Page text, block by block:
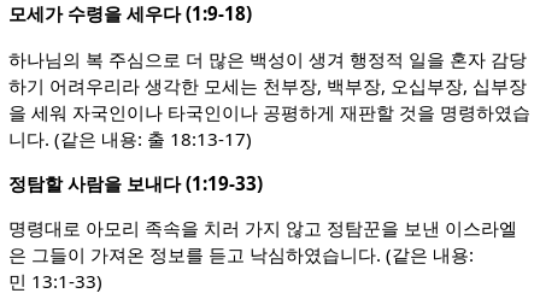
모세가 수령을 세우다 (1:9-18)
하나님의 복 주심으로 더 많은 백성이 생겨 행정적 일을 혼자 감당
하기 어려우리라 생각한 모세는 천부장, 백부장, 오십부장, 십부장
을 세워 자국인이나 타국인이나 공평하게 재판할 것을 명령하였습
니다. (같은 내용: 출 18:13-17)
정탐할 사람을 보내다 (1:19-33)
명령대로 아모리 족속을 치러 가지 않고 정탐꾼을 보낸 이스라엘
은 그들이 가져온 정보를 듣고 낙심하였습니다. (같은 내용:
민 13:1-33)